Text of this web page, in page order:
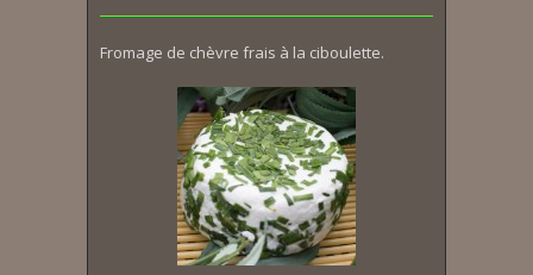
Fromage de chèvre frais à la ciboulette.